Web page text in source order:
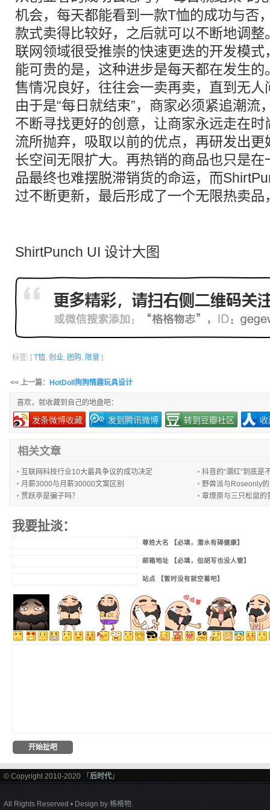
机会，每天都能看到一款T恤的成功与否
款式卖得比较好，之后就可以不断地调
联网领域很受推崇的快速更迭的开发模
能可贵的是，这种进步是每天都在发生
售情况良好，往往会一卖再卖，直到无
由于是“每日就结束”，商家必须紧追潮流
不断寻找更好的创意，让商家永远走在
流所抛弃，吸取以前的优点，再研发出
长空间无限扩大。再热销的商品也只是
品最终也难摆脱滞销货的命运，而
过不断更新，最后形成了一个无限热卖
ShirtPunch UI 设计大图
标签: [ T恤 , 创业, 团购, 限量 ]
<< 上一篇： HotDoll狗狗情趣玩具设计
喜欢，就收藏到自己的地盘吧：
发条微博收藏 发到腾讯微博 转到豆瓣社区
相关文章
互联网科技行业10大最具争议的成功决定
抖音的“潮红”到底是
月薪3000与月薪30000文案区别
野兽派与Roseonly
贾跃亭是骗子吗？
章燎原与三只松鼠的
我要扯淡：
尊姓大名 【必填，潜水有碍健康】
邮箱地址 【必填，但胡写也没人管】
站点 【暂时没有就空着吧】
© Copyright 2010-2020 「 后时代 」
All Rights Reserved • Design by 格格物.